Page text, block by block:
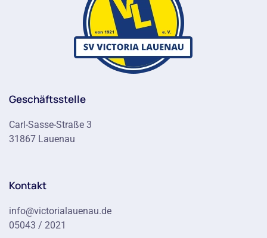
Geschäftsstelle
Carl-Sasse-Straße 3
31867 Lauenau
Kontakt
info@victorialauenau.de
05043 / 2021